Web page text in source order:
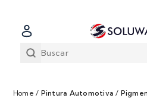
Home / Pintura Automotiva /